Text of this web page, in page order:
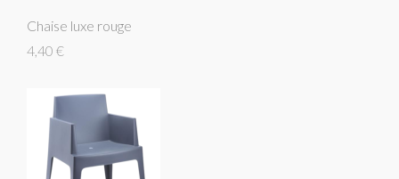
Chaise luxe rouge
4,40 €